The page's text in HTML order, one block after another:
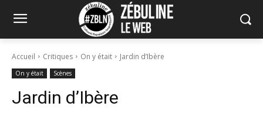
Accueil Critiques On y était Jardin d’Ibère
On y était Scènes
Jardin d’Ibère